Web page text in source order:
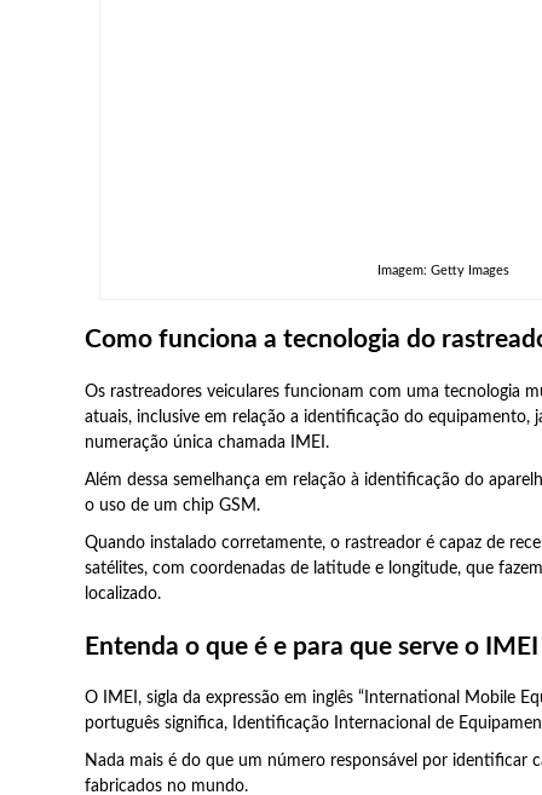
Imagem: Getty Images
Como funciona a tecnologia do
Os rastreadores veiculares funcionam com uma tecnologia
atuais, inclusive em relação a identificação do equipamento,
numeração única chamada IMEI.
Além dessa semelhança em relação à identificação do
o uso de um chip GSM.
Quando instalado corretamente, o rastreador é capaz de
satélites, com coordenadas de latitude e longitude, que
localizado.
Entenda o que é e para que serve o IMEI
O IMEI, sigla da expressão em inglês “International Mobile
português significa, Identificação Internacional de
Nada mais é do que um número responsável por identificar
fabricados no mundo.